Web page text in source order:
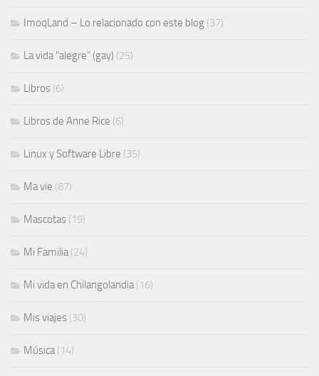
ImoqLand – Lo relacionado con este blog (37)
La vida "alegre" (gay) (25)
Libros (6)
Libros de Anne Rice (6)
Linux y Software Libre (35)
Ma vie (87)
Mascotas (19)
Mi Familia(24)
Mi vida en Chilangolandia(16)
Mis viajes (30)
Música(14)